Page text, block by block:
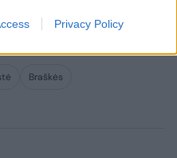
Privacy Policy
Braškės